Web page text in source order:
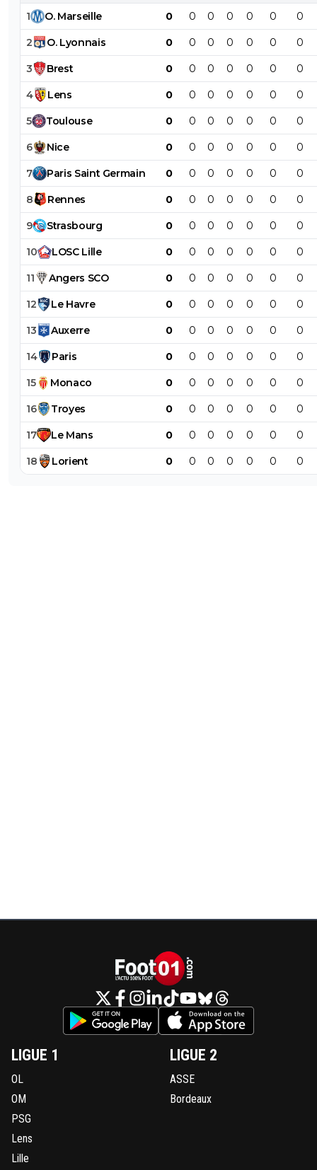
1 O. Marseille 0 0 0 0 0 0 0
2 O. Lyonnais 0 0 0 0 0 0 0
3 Brest 0 0 0 0 0 0 0
4 Lens 0 0 0 0 0 0 0
5 Toulouse 0 0 0 0 0 0 0
6 Nice 0 0 0 0 0 0 0
7 Paris Saint Germain 0 0 0 0 0 0 0
8 Rennes 0 0 0 0 0 0 0
9 Strasbourg 0 0 0 0 0 0 0
10 LOSC Lille 0 0 0 0 0 0 0
11 Angers SCO 0 0 0 0 0 0 0
12 Le Havre 0 0 0 0 0 0 0
13 Auxerre 0 0 0 0 0 0 0
14 Paris 0 0 0 0 0 0 0
15 Monaco 0 0 0 0 0 0 0
16 Troyes 0 0 0 0 0 0 0
17 Le Mans 0 0 0 0 0 0 0
18 Lorient 0 0 0 0 0 0 0
LIGUE 1
OL
OM
PSG
Lens
Lille
LIGUE 2
ASSE
Bordeaux